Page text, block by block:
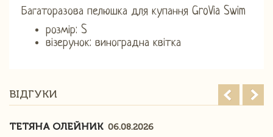
Багаторазова пелюшка для купання GroVia Swim
розмір: S
візерунок: виноградна квітка
ВІДГУКИ
ТЕТЯНА ОЛЕЙНИК 06.08.2026